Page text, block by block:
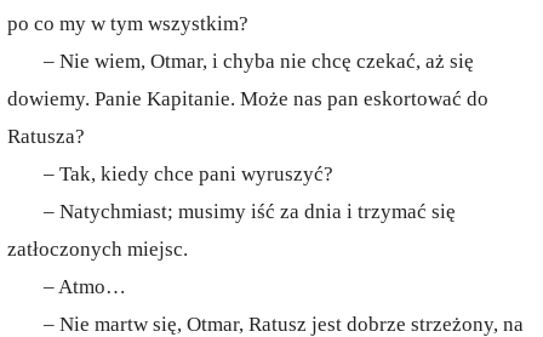
po co my w tym wszystkim?
– Nie wiem, Otmar, i chyba nie chcę czekać, aż się
dowiemy. Panie Kapitanie. Może nas pan eskortować do
Ratusza?
– Tak, kiedy chce pani wyruszyć?
– Natychmiast; musimy iść za dnia i trzymać się
zatłoczonych miejsc.
– Atmo…
– Nie martw się, Otmar, Ratusz jest dobrze strzeżony, na